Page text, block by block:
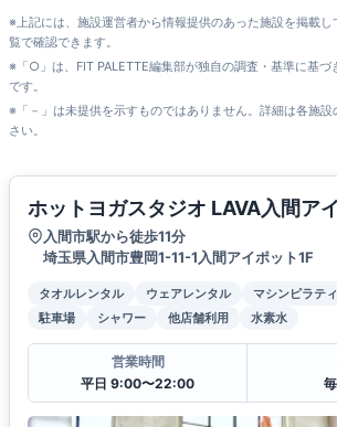
※上記には、施設運営者から情報提供のあった施設を掲載
覧で確認できます。
※「○」は、FIT PALETTE編集部が独自の調査・基準に基づ
です。
※「－」は未提供を示すものではありません。詳細は各施
さい。
ホットヨガスタジオ LAVA入間ア
入間市駅から徒歩11分
埼玉県入間市豊岡1-11-1入間アイポット1F
タオルレンタル ウェアレンタル マシンピラテ
駐車場
シャワー 他店舗利用 水素水
営業時間
平日 9:00〜22:00